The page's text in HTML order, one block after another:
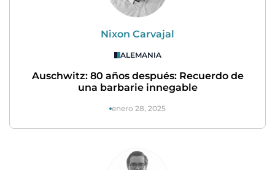
Nixon Carvajal
ALEMANIA
Auschwitz: 80 años después: Recuerdo de
una barbarie innegable
enero 28, 2025